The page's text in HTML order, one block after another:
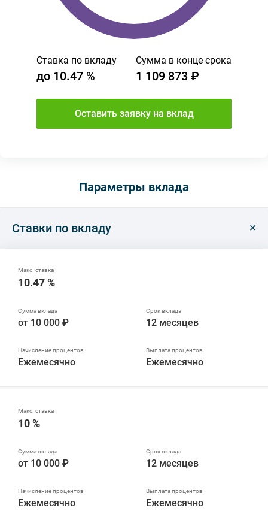
Ставка по вкладу
до 10.47 %
Сумма в конце срока
1 109 873 ₽
Оставить заявку на вклад
Параметры вклада
Ставки по вкладу
10.47 %
от 10 000 ₽ 12 месяцев
Ежемесячно Ежемесячно
10 %
от 10 000 ₽ 12 месяцев
Ежемесячно Ежемесячно